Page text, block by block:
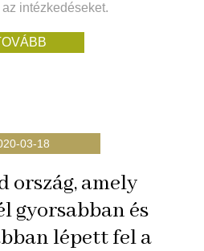
intézkedéseket.
03-18
ország, amely
gyorsabban és
lépett fel a